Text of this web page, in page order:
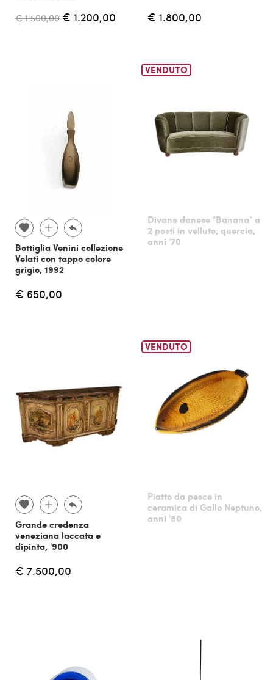
€ 1.500,00 € 1.200,00 € 1.800,00
Bottiglia Venini collezione
Velati con tappo colore
grigio, 1992
€ 650,00
VENDUTO
Divano danese "Banana" a
2 posti in velluto, quercia,
anni '70
Grande credenza
veneziana laccata e
dipinta, '900
€ 7.500,00
VENDUTO
Piatto da pesce in
ceramica di Gallo Neptuno,
anni '80